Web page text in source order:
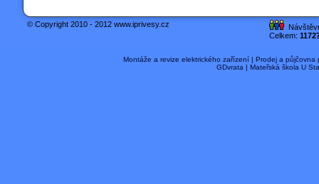
© Copyright 2010 - 2012 www.iprivesy.cz
Celkem:
Montáže a revize elektrického zařízení| Prodej a půjčovna
GDvrata | Mateřská škola U